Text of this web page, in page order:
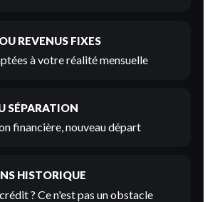
REVENUS FIXES
à votre réalité mensuelle
SÉPARATION
financière, nouveau départ
HISTORIQUE
? Ce n'est pas un obstacle